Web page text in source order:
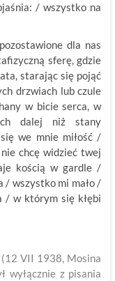
/ wszystko na
dla nas
sferę, gdzie
starając się pojąć
drzwiach lub czule
w bicie serca, w
dalej niż stany
we mnie miłość /
chcę widzieć twej
kością w gardle /
/ wszystko mi mało /
/ w którym się kłębi
VII 1938, Mosina
wyłącznie z pisania